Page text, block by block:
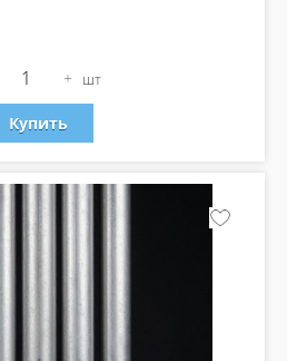
+ шт
Купить